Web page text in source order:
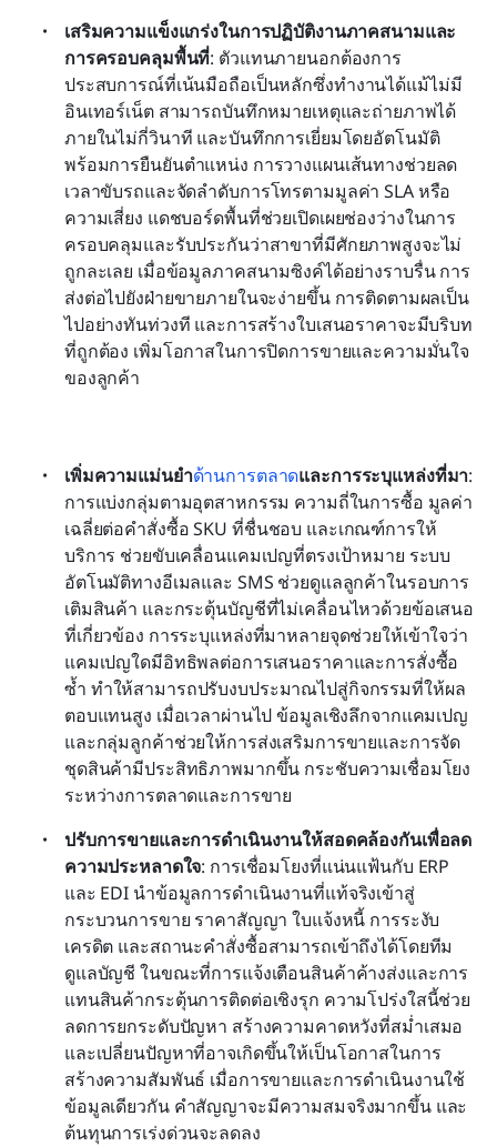
เสริมความแข็งแกร่งในการปฏิบัติงานภาคสนามและ
การครอบคลุมพื้นที่: ตัวแทนภายนอกต้องการ
ประสบการณ์ที่เน้นมือถือเป็นหลักซึ่งทำงานได้แม้ไม่มี
อินเทอร์เน็ต สามารถบันทึกหมายเหตุและถ่ายภาพได้
ภายในไม่กี่วินาที และบันทึกการเยี่ยมโดยอัตโนมัติ
พร้อมการยืนยันตำแหน่ง การวางแผนเส้นทางช่วยลด
เวลาขับรถและจัดลำดับการโทรตามมูลค่า SLA หรือ
ความเสี่ยง แดชบอร์ดพื้นที่ช่วยเปิดเผยช่องว่างในการ
ครอบคลุมและรับประกันว่าสาขาที่มีศักยภาพสูงจะไม่
ถูกละเลย เมื่อข้อมูลภาคสนามซิงค์ได้อย่างราบรื่น การ
ส่งต่อไปยังฝ่ายขายภายในจะง่ายขึ้น การติดตามผลเป็น
ไปอย่างทันท่วงที และการสร้างใบเสนอราคาจะมีบริบท
ที่ถูกต้อง เพิ่มโอกาสในการปิดการขายและความมั่นใจ
ของลูกค้า
เพิ่มความแม่นยำด้านการตลาดและการระบุแหล่งที่มา:
การแบ่งกลุ่มตามอุตสาหกรรม ความถี่ในการซื้อ มูลค่า
เฉลี่ยต่อคำสั่งซื้อ SKU ที่ชื่นชอบ และเกณฑ์การให้
บริการ ช่วยขับเคลื่อนแคมเปญที่ตรงเป้าหมาย ระบบ
อัตโนมัติทางอีเมลและ SMS ช่วยดูแลลูกค้าในรอบการ
เติมสินค้า และกระตุ้นบัญชีที่ไม่เคลื่อนไหวด้วยข้อเสนอ
ที่เกี่ยวข้อง การระบุแหล่งที่มาหลายจุดช่วยให้เข้าใจว่า
แคมเปญใดมีอิทธิพลต่อการเสนอราคาและการสั่งซื้อ
ซ้ำ ทำให้สามารถปรับงบประมาณไปสู่กิจกรรมที่ให้ผล
ตอบแทนสูง เมื่อเวลาผ่านไป ข้อมูลเชิงลึกจากแคมเปญ
และกลุ่มลูกค้าช่วยให้การส่งเสริมการขายและการจัด
ชุดสินค้ามีประสิทธิภาพมากขึ้น กระชับความเชื่อมโยง
ระหว่างการตลาดและการขาย
ปรับการขายและการดำเนินงานให้สอดคล้องกันเพื่อลด
ความประหลาดใจ: การเชื่อมโยงที่แน่นแฟ้นกับ ERP
และ EDI นำข้อมูลการดำเนินงานที่แท้จริงเข้าสู่
กระบวนการขาย ราคาสัญญา ใบแจ้งหนี้ การระงับ
เครดิต และสถานะคำสั่งซื้อสามารถเข้าถึงได้โดยทีม
ดูแลบัญชี ในขณะที่การแจ้งเตือนสินค้าค้างส่งและการ
แทนสินค้ากระตุ้นการติดต่อเชิงรุก ความโปร่งใสนี้ช่วย
ลดการยกระดับปัญหา สร้างความคาดหวังที่สม่ำเสมอ
และเปลี่ยนปัญหาที่อาจเกิดขึ้นให้เป็นโอกาสในการ
สร้างความสัมพันธ์ เมื่อการขายและการดำเนินงานใช้
ข้อมูลเดียวกัน คำสัญญาจะมีความสมจริงมากขึ้น และ
ต้นทุนการเร่งด่วนจะลดลง